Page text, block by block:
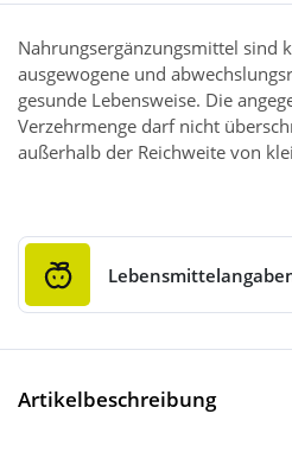
Nahrungsergänzungsmittel sind
ausgewogene und
gesunde Lebensweise. Die
Verzehrmenge darf nicht
außerhalb der Reichweite von
Artikelbeschreibung